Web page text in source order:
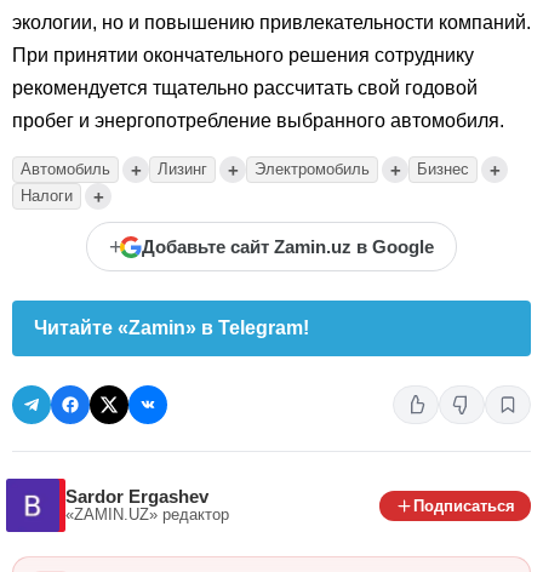
экологии, но и повышению привлекательности компаний.
При принятии окончательного решения сотруднику
рекомендуется тщательно рассчитать свой годовой
пробег и энергопотребление выбранного автомобиля.
Автомобиль + Лизинг + Электромобиль + Бизнес +
Налоги +
+ Добавьте сайт Zamin.uz в Google
Читайте «Zamin» в Telegram!
Sardor Ergashev
«ZAMIN.UZ» редактор
Подписаться